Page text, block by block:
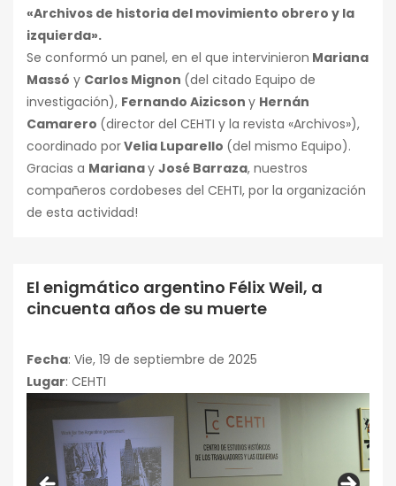
«Archivos de historia del movimiento obrero y la
izquierda».
Se conformó un panel, en el que intervinieron Mariana
Massó y Carlos Mignon (del citado Equipo de
investigación), Fernando Aizicson y Hernán
Camarero (director del CEHTI y la revista «Archivos»),
coordinado porVelia Luparello (del mismo Equipo).
Gracias a Marianay José Barraza, nuestros
compañeros cordobeses del CEHTI, por la organización
de esta actividad!
Conferencias
El enigmático argentino Félix Weil, a
cincuenta años de su muerte
Fecha: Vie, 19 de septiembre de 2025
Lugar: CEHTI